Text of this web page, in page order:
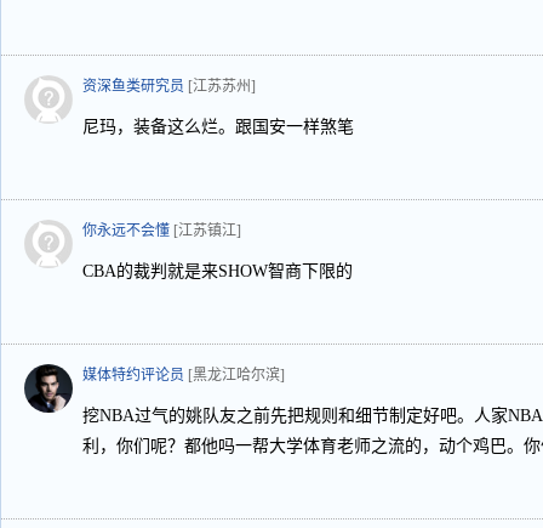
资深鱼类研究员 [江苏苏州]
尼玛，装备这么烂。跟国安一样煞笔
你永远不会懂 [江苏镇江]
CBA的裁判就是来SHOW智商下限的
媒体特约评论员 [黑龙江哈尔滨]
挖NBA过气的姚队友之前先把规则和细节制定好吧。人家
利，你们呢？都他吗一帮大学体育老师之流的，动个鸡巴。